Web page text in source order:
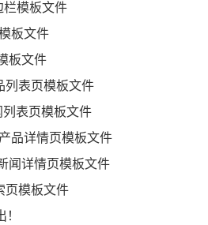
栏模板文件
板文件
板文件
列表页模板文件
列表页模板文件
品详情页模板文件
闻详情页模板文件
页模板文件